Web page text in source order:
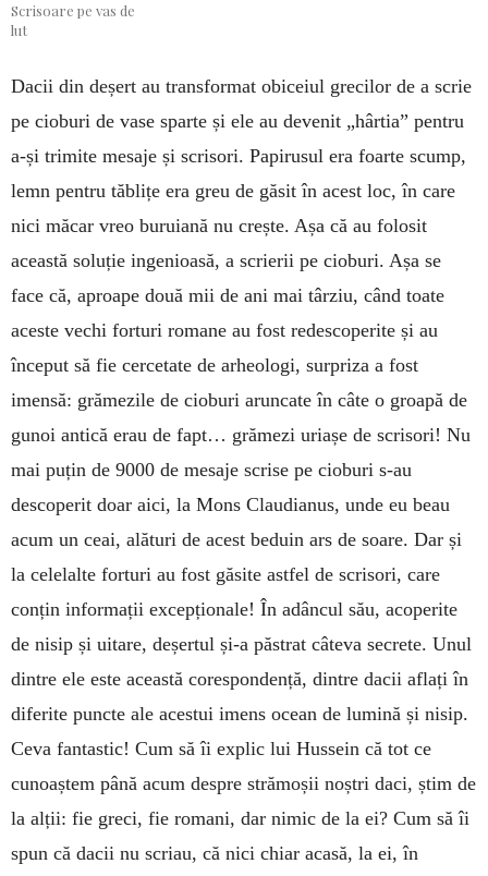
Scrisoare pe vas de
lut
Dacii din deșert au transformat obiceiul grecilor de a scrie
pe cioburi de vase sparte și ele au devenit „hârtia” pentru
a-și trimite mesaje și scrisori. Papirusul era foarte scump,
lemn pentru tăblițe era greu de găsit în acest loc, în care
nici măcar vreo buruiană nu crește. Așa că au folosit
această soluție ingenioasă, a scrierii pe cioburi. Așa se
face că, aproape două mii de ani mai târziu, când toate
aceste vechi for­turi romane au fost redescoperite și au
început să fie cercetate de arheologi, surpriza a fost
imensă: grămezile de cioburi aruncate în câte o groapă de
gunoi antică erau de fapt… grămezi uriașe de scrisori! Nu
mai puțin de 9000 de mesaje scrise pe cioburi s-au
descoperit doar aici, la Mons Claudianus, unde eu beau
acum un ceai, alături de acest beduin ars de soare. Dar și
la celelalte forturi au fost găsite astfel de scrisori, care
conțin informații excepțio­nale! În adâncul său, acoperite
de nisip și uitare, deșertul și-a păstrat câteva secrete. Unul
dintre ele este această corespondență, dintre dacii aflați în
diferite puncte ale acestui imens ocean de lumină și nisip.
Ceva fantastic! Cum să îi explic lui Hussein că tot ce
cunoaștem până acum despre strămoșii noștri daci, știm de
la alții: fie greci, fie romani, dar nimic de la ei? Cum să îi
spun că dacii nu scriau, că nici chiar acasă, la ei, în